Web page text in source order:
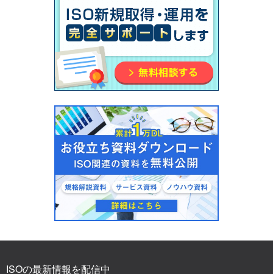
ISOの最新情報を配信中